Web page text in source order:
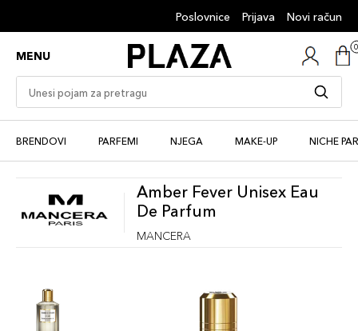
Poslovnice Prijava Novi račun
MENU
BRENDOVI PARFEMI NJEGA MAKE-UP NICHE
Amber Fever Unisex Eau
De Parfum
MANCERA